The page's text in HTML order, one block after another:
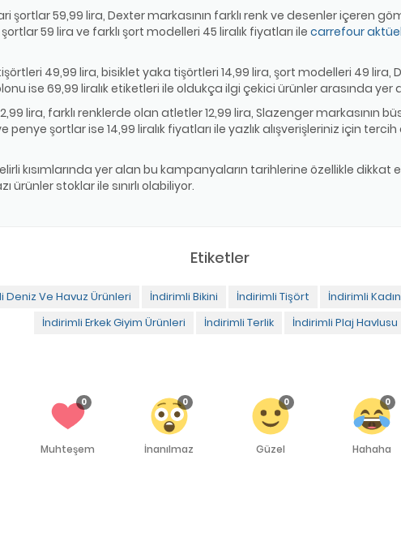
şortlar 59,99 lira, Dexter markasının farklı renk ve desenler içeren
59 lira ve farklı şort modelleri 45 liralık fiyatları ile carrefour
tişörtleri 49,99 lira, bisiklet yaka tişörtleri 14,99 lira, şort modelleri 49 lira,
ise 69,99 liralık etiketleri ile oldukça ilgi çekici ürünler arasında yer
lira, farklı renklerde olan atletler 12,99 lira, Slazenger markasının
penye şortlar ise 14,99 liralık fiyatları ile yazlık alışverişleriniz için
kısımlarında yer alan bu kampanyaların tarihlerine özellikle dikkat
ürünler stoklar ile sınırlı olabiliyor.
Etiketler
Deniz Ve Havuz Ürünleri İndirimli Bikini İndirimli Tişört
İndirimli
İndirimli Erkek Giyim Ürünleri
İndirimli Terlik İndirimli Plaj Havlusu
0
Muhteşem
0
İnanılmaz
0
Güzel
0
Hahaha